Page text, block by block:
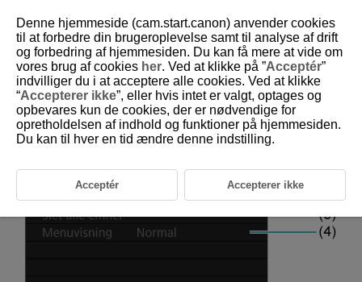
D090-203
Fanemenuer: Min Menu
Denne hjemmeside (cam.start.canon) anvender cookies
til at forbedre din brugeroplevelse samt til analyse af drift
og forbedring af hjemmesiden. Du kan få mere at vide om
vores brug af cookies her. Ved at klikke på ”Acceptér”
indvilliger du i at acceptere alle cookies. Ved at klikke
“Accepterer ikke”, eller hvis intet er valgt, optages og
opbevares kun de cookies, der er nødvendige for
opretholdelsen af indhold og funktioner på hjemmesiden.
Du kan til hver en tid ændre denne indstilling.
Acceptér Accepterer ikke